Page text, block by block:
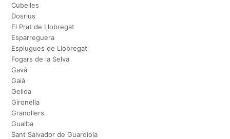
Cubelles
Dosrius
El Prat de Llobregat
Esparreguera
Esplugues de Llobregat
Fogars de la Selva
Gavà
Gaià
Gelida
Gironella
Granollers
Gualba
Sant Salvador de Guardiola